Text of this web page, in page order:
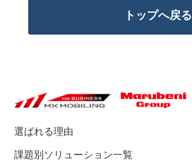
トップへ戻る
選ばれる理由
課題別ソリューション一覧